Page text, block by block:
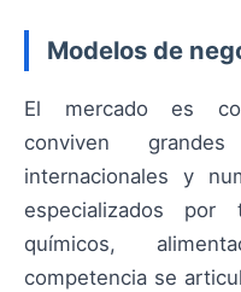
Modelos de
El mercado es
conviven
internacionales y
especializados
químicos,
competencia se